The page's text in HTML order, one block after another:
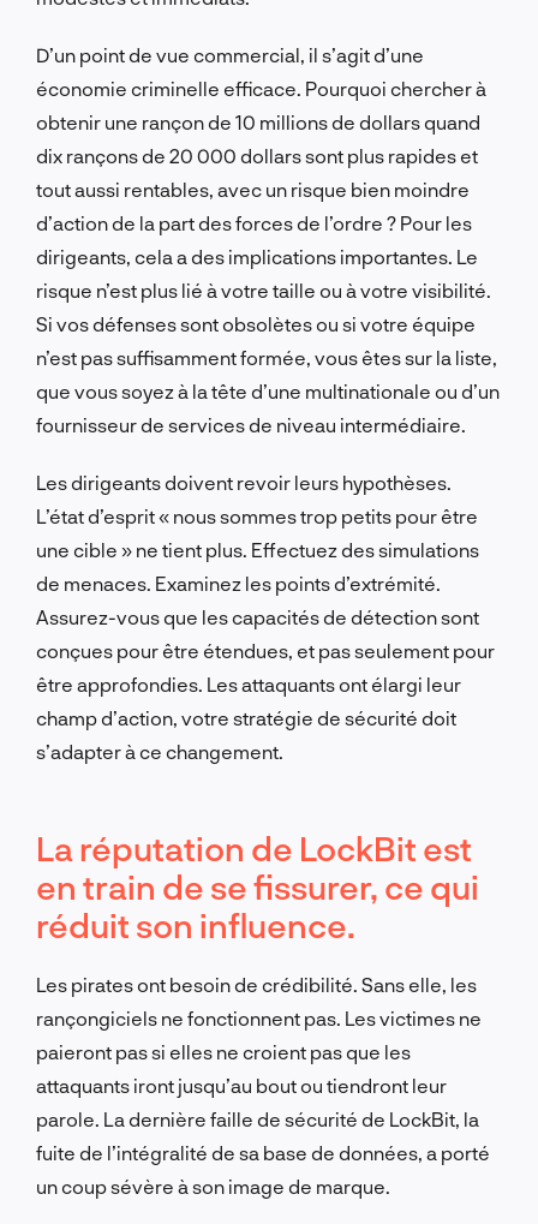
D’un point de vue commercial, il s’agit d’une
économie criminelle efficace. Pourquoi chercher à
obtenir une rançon de 10 millions de dollars quand
dix rançons de 20 000 dollars sont plus rapides et
tout aussi rentables, avec un risque bien moindre
d’action de la part des forces de l’ordre ? Pour les
dirigeants, cela a des implications importantes. Le
risque n’est plus lié à votre taille ou à votre visibilité.
Si vos défenses sont obsolètes ou si votre équipe
n’est pas suffisamment formée, vous êtes sur la liste,
que vous soyez à la tête d’une multinationale ou d’un
fournisseur de services de niveau intermédiaire.
Les dirigeants doivent revoir leurs hypothèses.
L’état d’esprit « nous sommes trop petits pour être
une cible » ne tient plus. Effectuez des simulations
de menaces. Examinez les points d’extrémité.
Assurez-vous que les capacités de détection sont
conçues pour être étendues, et pas seulement pour
être approfondies. Les attaquants ont élargi leur
champ d’action, votre stratégie de sécurité doit
s’adapter à ce changement.
La réputation de LockBit est
en train de se fissurer, ce qui
réduit son influence.
Les pirates ont besoin de crédibilité. Sans elle, les
rançongiciels ne fonctionnent pas. Les victimes ne
paieront pas si elles ne croient pas que les
attaquants iront jusqu’au bout ou tiendront leur
parole. La dernière faille de sécurité de LockBit, la
fuite de l’intégralité de sa base de données, a porté
un coup sévère à son image de marque.